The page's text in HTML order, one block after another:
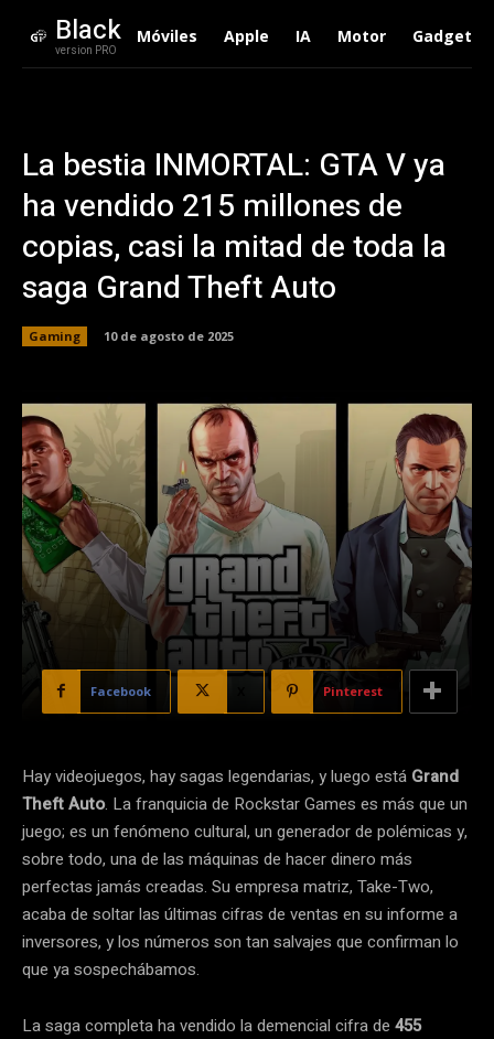
Black
version PRO
Móviles Apple IA Motor Gadgets
La bestia INMORTAL: GTA V ya
ha vendido 215 millones de
copias, casi la mitad de toda la
saga Grand Theft Auto
Gaming 10 de agosto de 2025
Facebook Pinterest
Hay videojuegos, hay sagas legendarias, y luego está Grand
Theft Auto. La franquicia de Rockstar Games es más que un
juego; es un fenómeno cultural, un generador de polémicas y,
sobre todo, una de las máquinas de hacer dinero más
perfectas jamás creadas. Su empresa matriz, Take-Two,
acaba de soltar las últimas cifras de ventas en su informe a
inversores, y los números son tan salvajes que confirman lo
que ya sospechábamos.
La saga completa ha vendido la demencial cifra de 455